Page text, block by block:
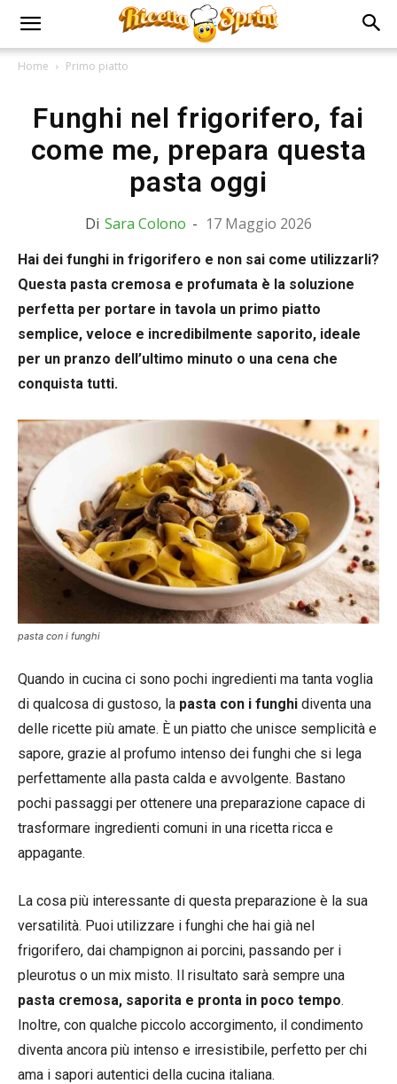
Home Primo piatto
Funghi nel frigorifero, fai
come me, prepara questa
pasta oggi
Di Sara Colono - 17 Maggio 2026
Hai dei funghi in frigorifero e non sai come utilizzarli?
Questa pasta cremosa e profumata è la soluzione
perfetta per portare in tavola un primo piatto
semplice, veloce e incredibilmente saporito, ideale
per un pranzo dell’ultimo minuto o una cena che
conquista tutti.
pasta con i funghi
Quando in cucina ci sono pochi ingredienti ma tanta voglia
di qualcosa di gustoso, la pasta con i funghi diventa una
delle ricette più amate. È un piatto che unisce semplicità e
sapore, grazie al profumo intenso dei funghi che si lega
perfettamente alla pasta calda e avvolgente. Bastano
pochi passaggi per ottenere una preparazione capace di
trasformare ingredienti comuni in una ricetta ricca e
appagante.
La cosa più interessante di questa preparazione è la sua
versatilità. Puoi utilizzare i funghi che hai già nel
frigorifero, dai champignon ai porcini, passando per i
pleurotus o un mix misto. Il risultato sarà sempre una
pasta cremosa, saporita e pronta in poco tempo.
Inoltre, con qualche piccolo accorgimento, il condimento
diventa ancora più intenso e irresistibile, perfetto per chi
ama i sapori autentici della cucina italiana.